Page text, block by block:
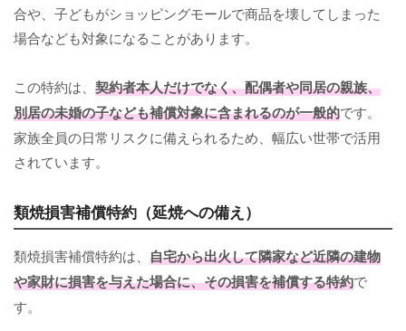
合や、子どもがショッピングモールで商品を壊してしまった
場合なども対象になることがあります。
この特約は、 契約者本人だけでなく、配偶者や同居の親族、
別居の未婚の子なども補償対象に含まれるのが一般的です。
家族全員の日常リスクに備えられるため、幅広い世帯で活用
されています。
類焼損害補償特約（延焼への備え）
類焼損害補償特約は、 自宅から出火して隣家など近隣の建物
や家財に損害を与えた場合に、その損害を補償する特約で
す。